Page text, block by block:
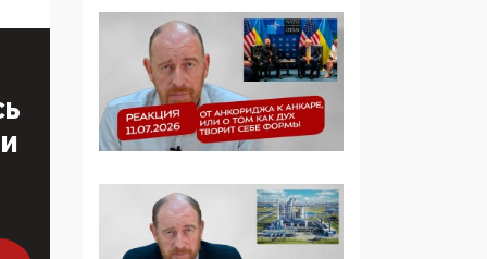
Манифест против
семьи и традиционных
ценностей: «Новые
люди» поднимают
электорат феминисток
на битву с
и»
05:08, 15 Мая 2026